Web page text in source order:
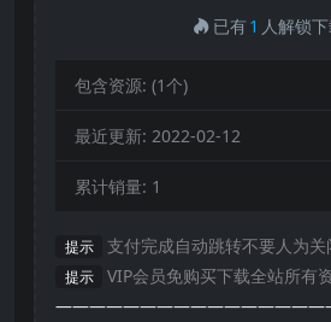
已有1 人解锁
包含资源: (1个)
最近更新: 2022-02-12
累计销量: 1
提示 支付完成自动跳转不要人为关
提示
VIP会员免购买下载全站所有